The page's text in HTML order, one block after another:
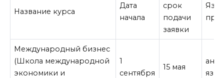
Название курса
Дата
начала
срок
подачи
заявки
Международный бизнес
(Школа международной
экономики и
1
сентября
15 мая
язык